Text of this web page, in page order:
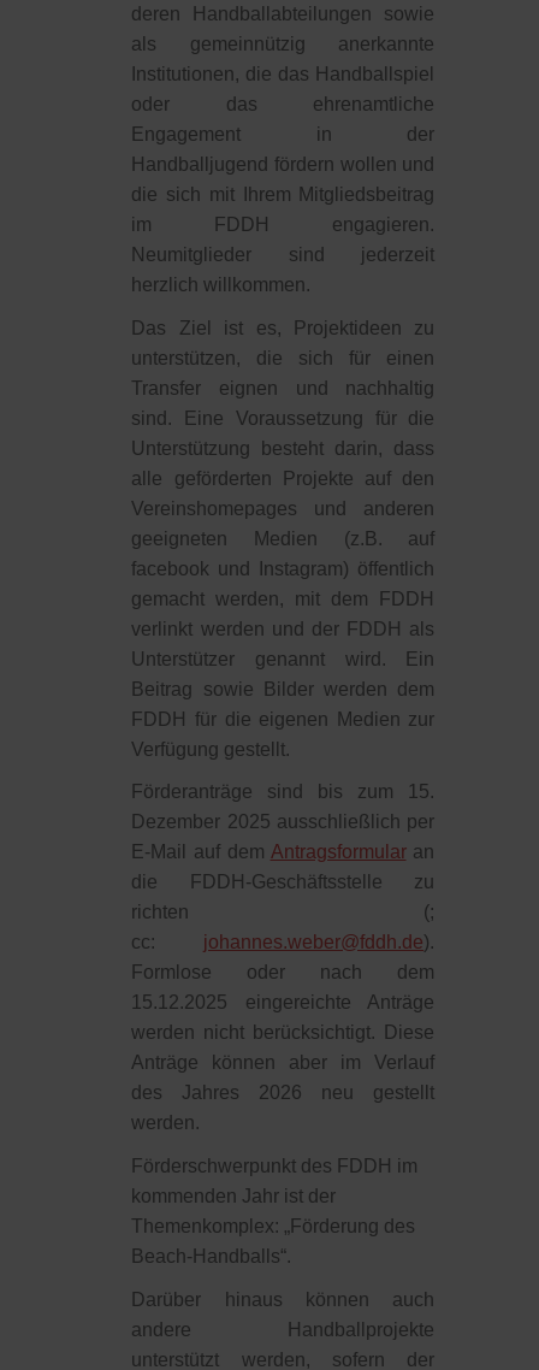
deren Handballabteilungen sowie
als gemeinnützig anerkannte
Institutionen, die das Handballspiel
oder das ehrenamtliche
Engagement in der
Handballjugend fördern wollen und
die sich mit Ihrem Mitgliedsbeitrag
im FDDH engagieren.
Neumitglieder sind jederzeit
herzlich willkommen.
Das Ziel ist es, Projektideen zu
unterstützen, die sich für einen
Transfer eignen und nachhaltig
sind. Eine Voraussetzung für die
Unterstützung besteht darin, dass
alle geförderten Projekte auf den
Vereinshomepages und anderen
geeigneten Medien (z.B. auf
facebook und Instagram) öffentlich
gemacht werden, mit dem FDDH
verlinkt werden und der FDDH als
Unterstützer genannt wird. Ein
Beitrag sowie Bilder werden dem
FDDH für die eigenen Medien zur
Verfügung gestellt.
Förderanträge sind bis zum 15.
Dezember 2025 ausschließlich per
E-Mail auf dem Antragsformularan
die FDDH-Geschäftsstelle zu
richten (;
cc: johannes.weber@fddh.de).
Formlose oder nach dem
15.12.2025 eingereichte Anträge
werden nicht berücksichtigt. Diese
Anträge können aber im Verlauf
des Jahres 2026 neu gestellt
werden.
Förderschwerpunkt des FDDH im
kommenden Jahr ist der
Themenkomplex: „Förderung des
Beach-Handballs“.
Darüber hinaus können auch
andere Handballprojekte
unterstützt werden, sofern der